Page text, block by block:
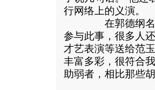
行网络上的义演。
在郭德纲名人效
参与此事，很多人
才艺表演等送给范
丰富多彩，很符合
助弱者，相比那些